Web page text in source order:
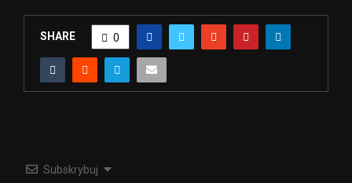
SHARE 0
Subskrybuj